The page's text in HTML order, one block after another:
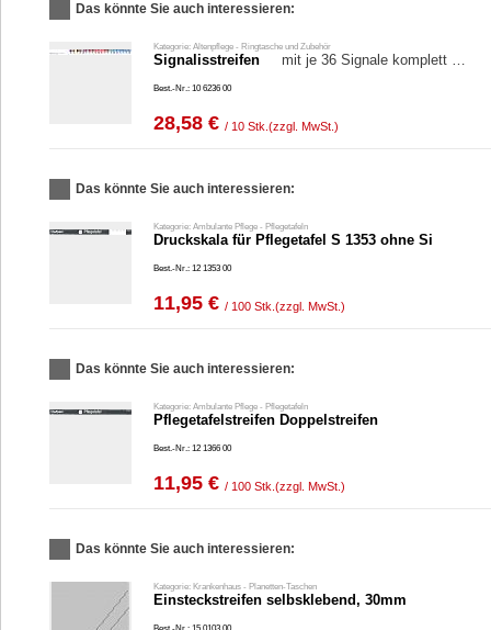
Das könnte Sie auch interessieren:
Kategorie: Altenpflege - Ringtasche und Zubehör
Signalisstreifen mit je 36 Signale komplett …
Best.-Nr.: 10 6236 00
28,58 € / 10 Stk. (zzgl. MwSt.)
Das könnte Sie auch interessieren:
Kategorie: Ambulante Pflege - Pflegetafeln
Druckskala für Pflegetafel S 1353 ohne Si
Best.-Nr.: 12 1353 00
11,95 € / 100 Stk. (zzgl. MwSt.)
Das könnte Sie auch interessieren:
Kategorie: Ambulante Pflege - Pflegetafeln
Pflegetafelstreifen Doppelstreifen
Best.-Nr.: 12 1366 00
11,95 € / 100 Stk. (zzgl. MwSt.)
Das könnte Sie auch interessieren:
Kategorie: Krankenhaus - Planetten-Taschen
Einsteckstreifen selbsklebend, 30mm